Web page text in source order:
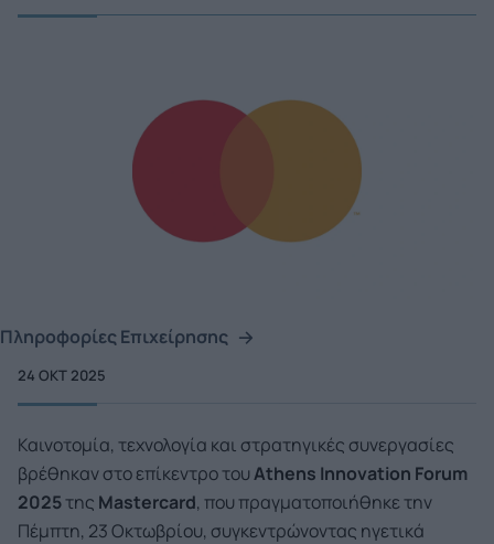
Πληροφορίες Επιχείρησης
24 ΟΚΤ 2025
Καινοτομία, τεχνολογία και στρατηγικές συνεργασίες
βρέθηκαν στο επίκεντρο τουAthens Innovation Forum
2025της Mastercard, που πραγματοποιήθηκε την
Πέμπτη, 23 Οκτωβρίου, συγκεντρώνοντας ηγετικά